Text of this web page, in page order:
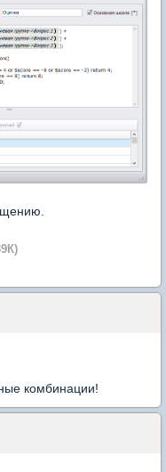
комбинации!